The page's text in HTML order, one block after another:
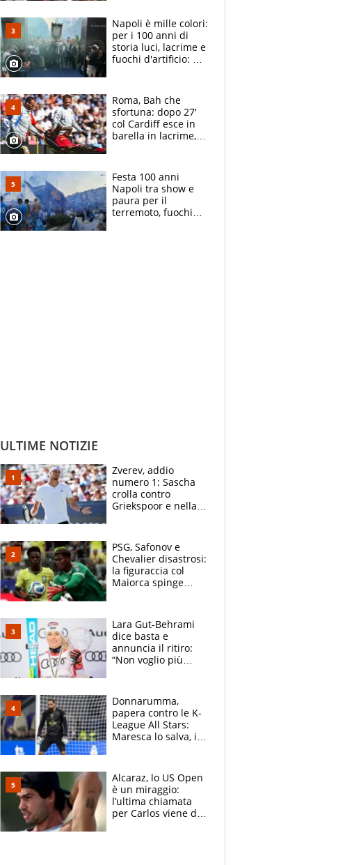
bigliettini
Napoli è mille colori:
per i 100 anni di
storia luci, lacrime e
fuochi d'artificio: De
Roma, Bah che
sfortuna: dopo 27'
col Cardiff esce in
barella in lacrime,
prendono 3 gol in
45'
Festa 100 anni
Napoli tra show e
paura per il
terremoto, fuochi
ULTIME NOTIZIE
Zverev, addio
numero 1: Sascha
crolla contro
Griekspoor e nella
terzo. Quanti malori
a Montreal
PSG, Safonov e
Chevalier disastrosi:
la figuraccia col
Maiorca spinge
rischio beffa
Lara Gut-Behrami
dice basta e
annuncia il ritiro:
“Non voglio più
Brignone
Donnarumma,
papera contro le K-
League All Stars:
Maresca lo salva, i
Alcaraz, lo US Open
è un miraggio:
l’ultima chiamata
per Carlos viene da